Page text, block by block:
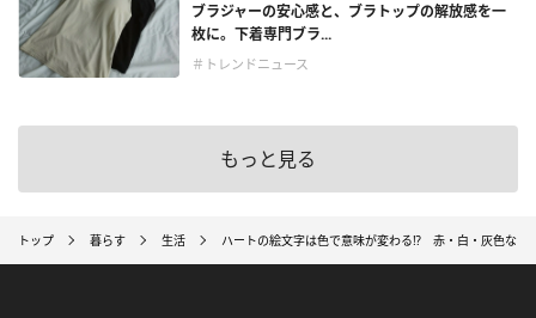
ブラジャーの安心感と、ブラトップの解放感を一
枚に。下着専門ブラ...
＃トレンドニュース
もっと見る
トップ 暮らす 生活 ハートの絵文字は色で意味が変わる⁉ 赤・白・灰色など